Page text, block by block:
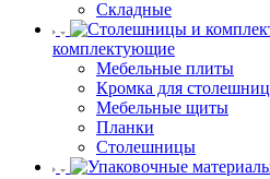
Складные
комплектующие
Мебельные плиты
Кромка для столешниц
Мебельные щиты
Планки
Столешницы